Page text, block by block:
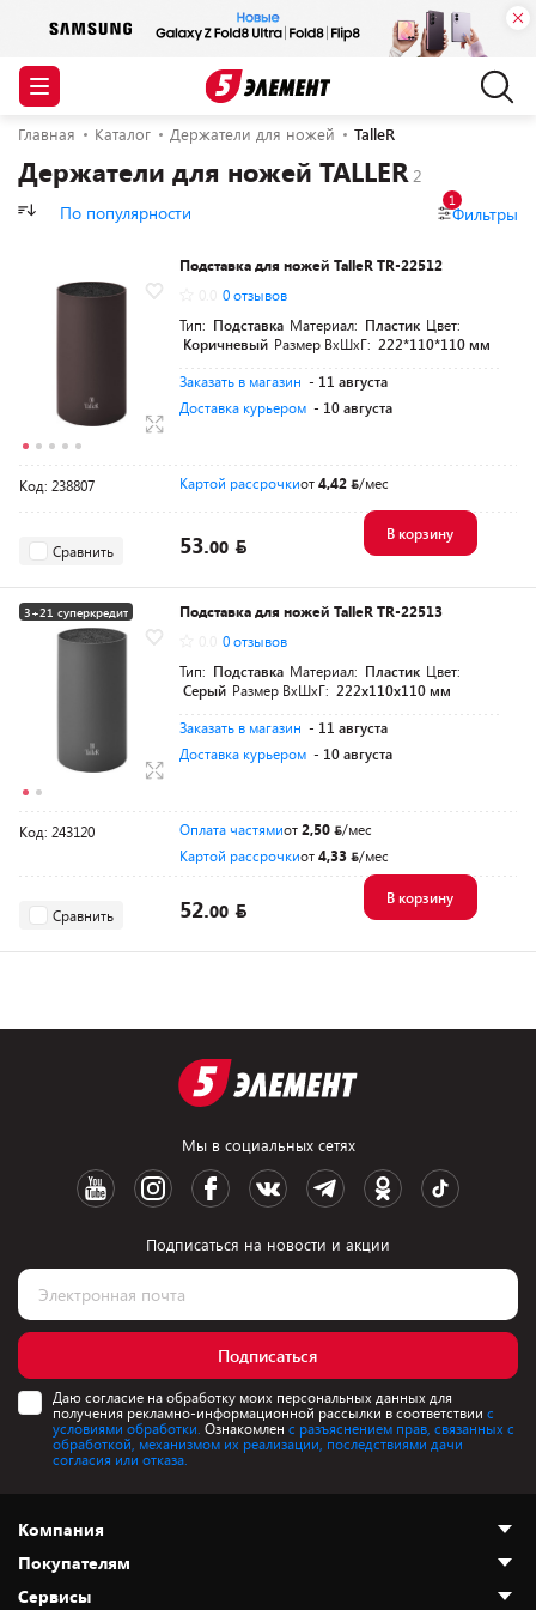
Главная Каталог Держатели для ножей TalleR
Держатели для ножей TALLER
По популярности Фильтры
1
Подставка для ножей TalleR TR-22512
0 отзывов
Тип: Подставка Материал: Пластик Цвет:
Коричневый Размер ВхШхГ: 222*110*110 мм
Заказать в магазин - 11 августа
Доставка курьером - 10 августа
Код: 238807 Картой рассрочкиот4,42 /мес
Сравнить 53.00
В корзину
3+21 суперкредит
Подставка для ножей TalleR TR-22513
0 отзывов
Тип: Подставка Материал: Пластик Цвет:
Серый Размер ВхШхГ: 222х110х110 мм
Заказать в магазин - 11 августа
Доставка курьером - 10 августа
Код: 243120 Оплата частямиот2,50
/мес
Картой рассрочкиот4,33 /мес
Сравнить 52.00
В корзину
Мы в социальных сетях
Подписаться на новости и акции
Подписаться
Даю согласие на обработку моих персональных данных для
получения рекламно-информационной рассылки в соответствии с
условиями обработки. Ознакомлен с разъяснением прав, связанных с
обработкой, механизмом их реализации, последствиями дачи
согласия или отказа.
Компания
О нас
Покупателям
Сервисы